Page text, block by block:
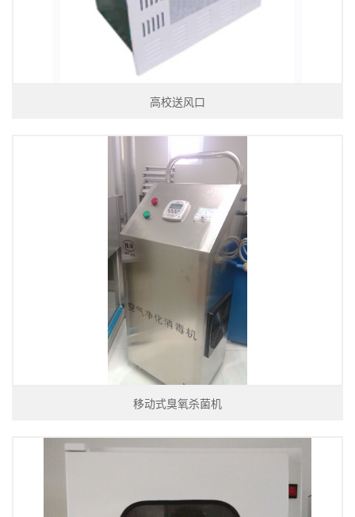
高校送风口
移动式臭氧杀菌机